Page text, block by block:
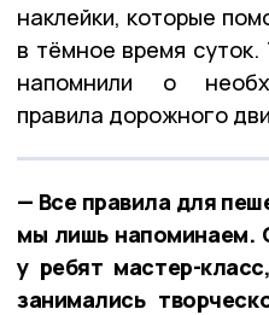
наклейки, которые
в тёмное время
напомнили о
правила дорожного
— Все правила для
мы лишь напоминаем.
у ребят мастер-
занимались